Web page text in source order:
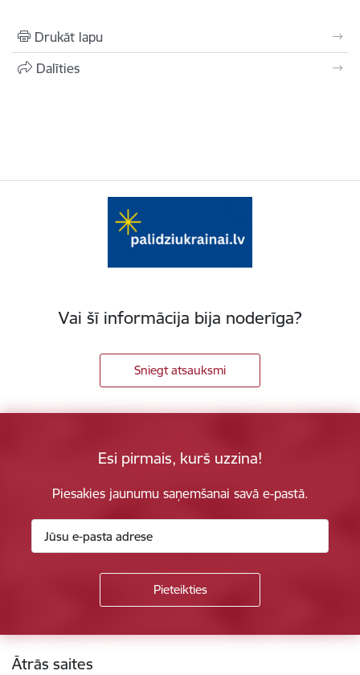
Drukāt lapu
Dalīties
Vai šī informācija bija noderīga?
Sniegt atsauksmi
Esi pirmais, kurš uzzina!
Piesakies jaunumu saņemšanai savā e-pastā.
Kājene
Ātrās saites